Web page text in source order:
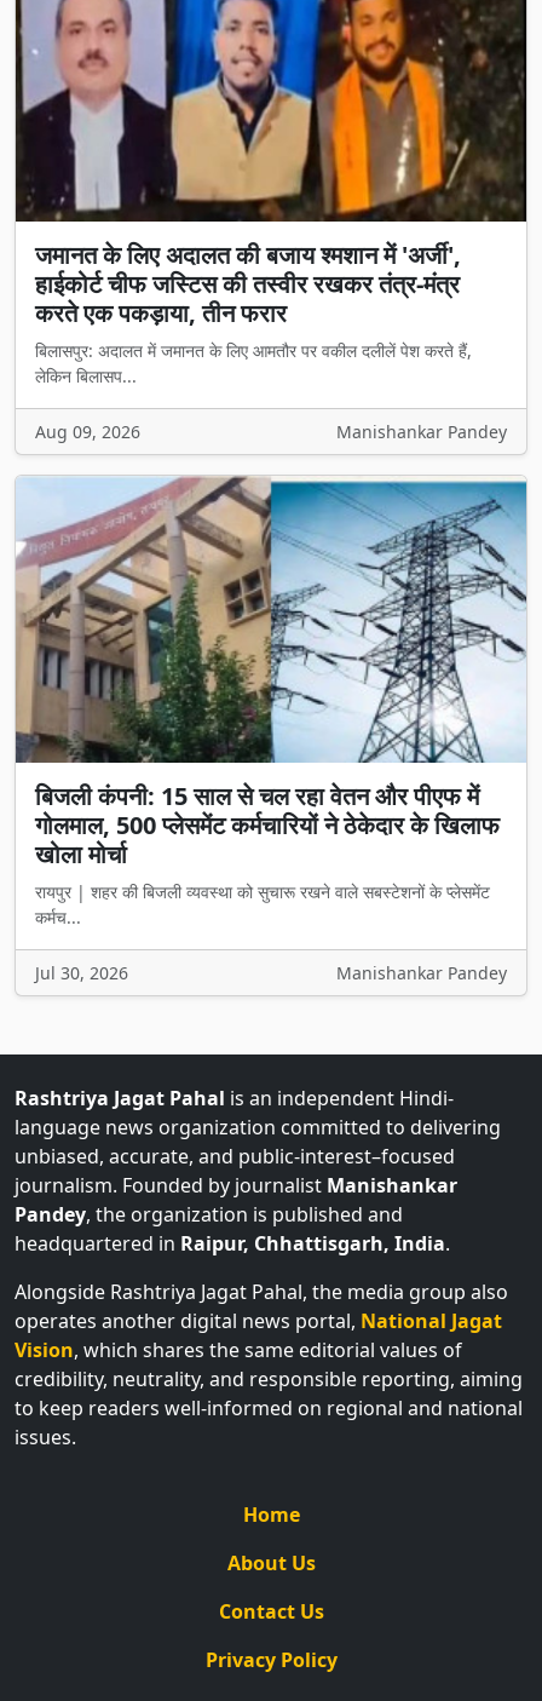
जमानत के लिए अदालत की बजाय श्मशान में 'अर्जी',
हाईकोर्ट चीफ जस्टिस की तस्वीर रखकर तंत्र-मंत्र
करते एक पकड़ाया, तीन फरार
बिलासपुर: अदालत में जमानत के लिए आमतौर पर वकील दलीलें पेश करते हैं,
लेकिन बिलासप...
Aug 09, 2026 Manishankar Pandey
बिजली कंपनी: 15 साल से चल रहा वेतन और पीएफ में
गोलमाल, 500 प्लेसमेंट कर्मचारियों ने ठेकेदार के खिलाफ
खोला मोर्चा
रायपुर | शहर की बिजली व्यवस्था को सुचारू रखने वाले सबस्टेशनों के प्लेसमेंट
कर्मच...
Jul 30, 2026 Manishankar Pandey
Rashtriya Jagat Pahal is an independent Hindi-
language news organization committed to delivering
unbiased, accurate, and public-interest–focused
journalism. Founded by journalist Manishankar
Pandey, the organization is published and
headquartered in Raipur, Chhattisgarh, India.
Alongside Rashtriya Jagat Pahal, the media group also
operates another digital news portal, National Jagat
Vision, which shares the same editorial values of
credibility, neutrality, and responsible reporting, aiming
to keep readers well-informed on regional and national
issues.
Home
About Us
Contact Us
Privacy Policy